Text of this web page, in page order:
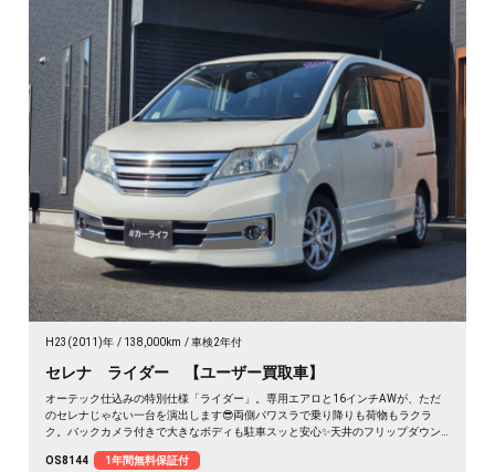
H23(2011)年 138,000km 車検2年付
セレナ ライダー 【ユーザー買取車】
オーテック仕込みの特別仕様「ライダー」。専用エアロと16インチAWが、ただ
のセレナじゃない一台を演出します😎両側パワスラで乗り降りも荷物もラクラ
ク。バックカメラ付きで大きなボディも駐車スッと安心✨天井のフリップダウン
一台で楽しさ倍増です🎵月々21500〜で手が届く特別グレード。走り出しが待ち
OS8144 1年間無料保証付